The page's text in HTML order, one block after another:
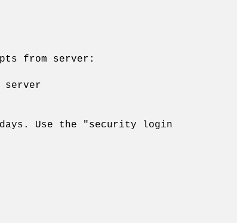
from server:
server
Use the "security login